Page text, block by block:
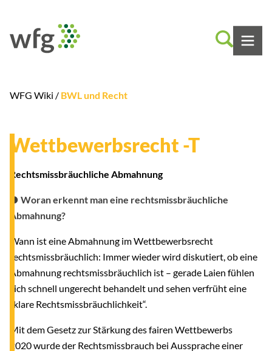
WFG Wiki / BWL und Recht
Wettbewerbsrecht -T
Rechtsmissbräuchliche Abmahnung
● Woran erkennt man eine rechtsmissbräuchliche
Abmahnung?
Wann ist eine Abmahnung im Wettbewerbsrecht
rechtsmissbräuchlich: Immer wieder wird diskutiert, ob eine
Abmahnung rechtsmissbräuchlich ist – gerade Laien fühlen
sich schnell ungerecht behandelt und sehen verfrüht eine
„klare Rechtsmissbräuchlichkeit“.
Mit dem Gesetz zur Stärkung des fairen Wettbewerbs
2020 wurde der Rechtsmissbrauch bei Aussprache einer